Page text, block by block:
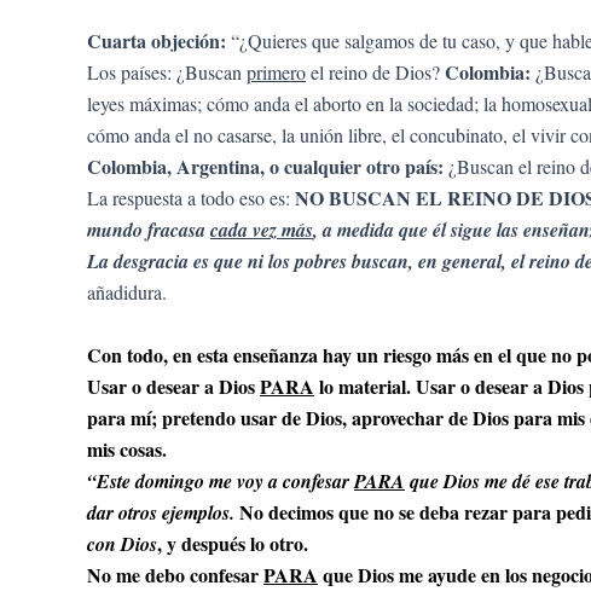
Cuarta objeción: “¿Quieres que salgamos de tu caso, y que
Los países: ¿Buscanprimeroel reino de Dios?Colombia: ¿Busca
leyes máximas; cómo anda el aborto en la sociedad; la
cómo anda el no casarse, la unión libre, el concubinato, el vivir
Colombia, Argentina, o cualquier otro país: ¿Buscan el reino
La respuesta a todo eso es: NO BUSCAN EL REINO DE
mundo fracasacada vez más, a medida que él sigue las
La desgracia es que ni los pobres buscan, en general, el reino
añadidura.
Con todo, en esta enseñanza hay un riesgo más en el que no
Usar o desear a DiosPARA lo material. Usar o desear a Dios
para mí; pretendo usar de Dios, aprovechar de Dios para
mis cosas.
“Este domingo me voy a confesarPARA que Dios me dé ese
dar otros ejemplos. No decimos que no se deba rezar para
con Dios, y después lo otro.
No me debo confesarPARA que Dios me ayude en los